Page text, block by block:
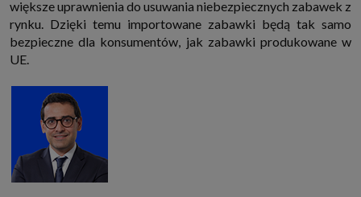
które przeglądarka wysyła do serwera przy każdorazowym wejściu na
stronę z tego urządzenia, podczas gdy odwiedzasz strony w Internecie.
Szczegółową informację na temat plików cookie i ich funkcjonowania
znajdziesz pod tym linkiem. Pod tym linkiem znajdziesz także informację
Twoje uprawnienia
Przysługują Ci następujące uprawnienia wobec Twoich danych i ich
przetwarzania przez nas, inne podmioty z Grupy SAGIER i Zaufanych
Partnerów:
1. Jeśli udzieliłeś zgody na przetwarzanie danych możesz ją w każdej
chwili wycofać (cofnięcie zgody oczywiście nie uchyli zgodności z prawem
przetwarzania już dokonanego na jej podstawie);
większe uprawnienia do usuwania niebezpiecznych zabawek z
rynku. Dzięki temu importowane zabawki będą tak samo
bezpieczne dla konsumentów, jak zabawki produkowane w
UE.